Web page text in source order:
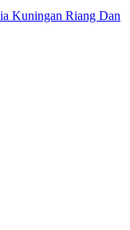
Kuningan Riang Dan